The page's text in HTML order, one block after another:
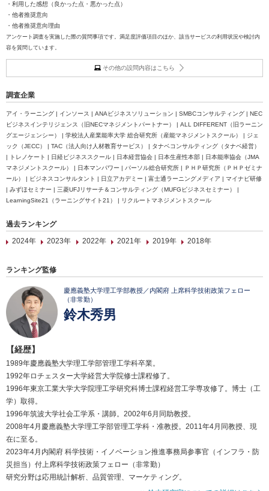
・利用した感想（良かった点・悪かった点）
・他者推奨意向
・他者推奨意向理由
アンケート調査を実施した際の質問事項です。満足度評価項目のほか、該当サービスの利用状況や検討内
容を質問しています。
その他の設問内容はこちら
調査企業
アイ・ラーニング | インソース | ANAビジネスソリューション | SMBCコンサルティング | NEC
ビジネスインテリジェンス（旧NECマネジメントパートナー） | ALL DIFFERENT（旧ラーニン
グエージェンシー） | 学校法人産業能率大学 総合研究所（産能マネジメントスクール） | ジェ
ック（JECC） | TAC（法人向け人材教育サービス） | タナベコンサルティング（タナベ経営）
| トレノケート | 日経ビジネススクール | 日本経営協会 | 日本生産性本部 | 日本能率協会（JMA
マネジメントスクール） | 日本マンパワー | パーソル総合研究所 | ＰＨＰ研究所（ＰＨＰゼミナ
ール） | ビジネスコンサルタント | 日立アカデミー | 富士通ラーニングメディア | マイナビ研修
| みずほセミナー | 三菱UFJリサーチ＆コンサルティング（MUFGビジネスセミナー） |
LearningSite21（ラーニングサイト21） | リクルートマネジメントスクール
過去ランキング
2024年
2023年 2022年 2021年 2019年 2018年
ランキング監修
慶應義塾大学理工学部教授／内閣府 上席科学技術政策フェロー
（非常勤）
鈴木秀男
【経歴】
1989年慶應義塾大学理工学部管理工学科卒業。
1992年ロチェスター大学経営大学院修士課程修了。
1996年東京工業大学大学院理工学研究科博士課程経営工学専攻修了。博士（工
学）取得。
1996年筑波大学社会工学系・講師。2002年6月同助教授。
2008年4月慶應義塾大学理工学部管理工学科・准教授。2011年4月同教授、現
在に至る。
2023年4月内閣府 科学技術・イノベーション推進事務局参事官（インフラ・防
災担当）付上席科学技術政策フェロー（非常勤）
研究分野は応用統計解析、品質管理、マーケティング。